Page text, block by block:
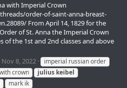
with Imperial Crown
order-of-saint-anna-breast-
From April 14, 1829 for the
of St. Anna the Imperial Crown
of the 1st and 2nd classes and above
Nov 8, 2022
imperial russian order
crown
julius keibel
mark ik